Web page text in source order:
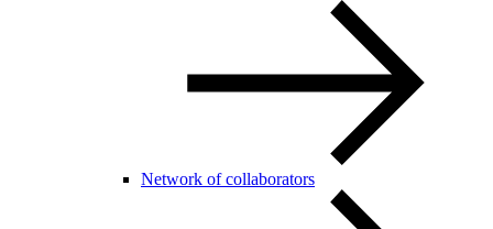
Network of collaborators